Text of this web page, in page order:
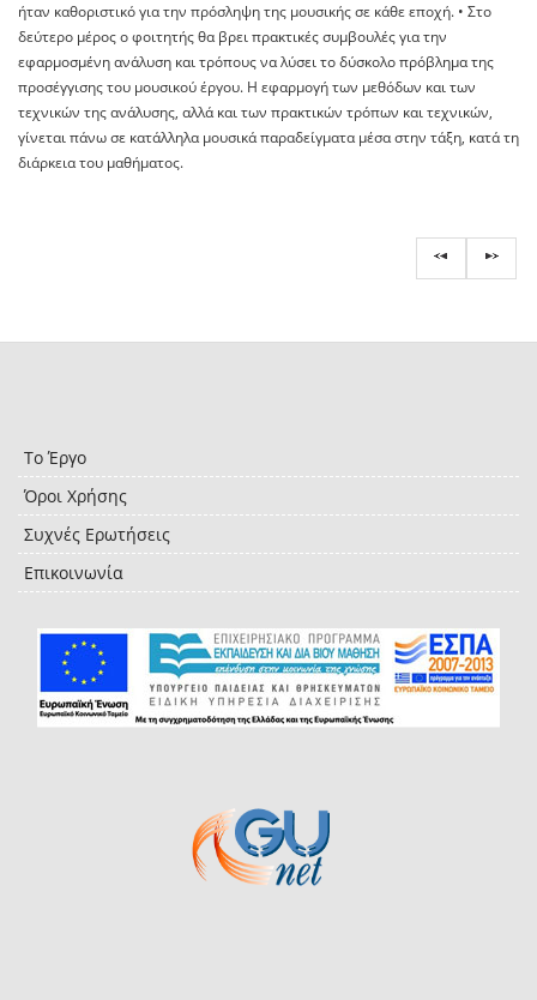
ήταν καθοριστικό για την πρόσληψη της μουσικής σε κάθε εποχή. • Στο
δεύτερο μέρος ο φοιτητής θα βρει πρακτικές συμβουλές για την
εφαρμοσμένη ανάλυση και τρόπους να λύσει το δύσκολο πρόβλημα της
προσέγγισης του μουσικού έργου. Η εφαρμογή των μεθόδων και των
τεχνικών της ανάλυσης, αλλά και των πρακτικών τρόπων και τεχνικών,
γίνεται πάνω σε κατάλληλα μουσικά παραδείγματα μέσα στην τάξη, κατά τη
διάρκεια του μαθήματος.
Το Έργο
Όροι Χρήσης
Συχνές Ερωτήσεις
Επικοινωνία